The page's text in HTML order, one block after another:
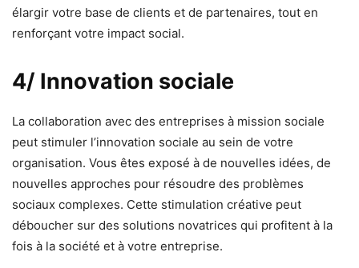
élargir votre base de clients et de partenaires, tout en
renforçant votre impact social.
4/ Innovation sociale
La collaboration avec des entreprises à mission sociale
peut stimuler l’innovation sociale au sein de votre
organisation. Vous êtes exposé à de nouvelles idées, de
nouvelles approches pour résoudre des problèmes
sociaux complexes. Cette stimulation créative peut
déboucher sur des solutions novatrices qui profitent à la
fois à la société et à votre entreprise.